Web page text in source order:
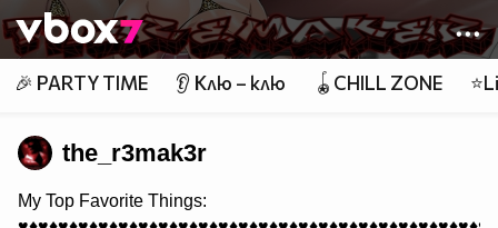
👾
🎉 PARTY TIME 👂 Клю – клю 🪀CHILL ZONE
the_r3mak3r
My Top Favorite Things: